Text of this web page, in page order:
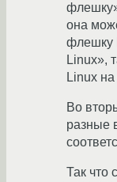
она
флешку
Linux»,
Linux
Во
разные
Так что